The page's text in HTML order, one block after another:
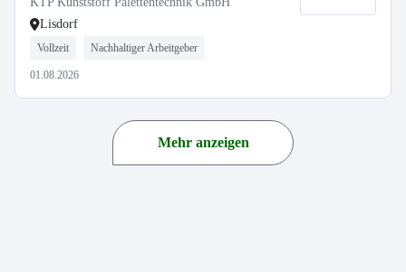
Lisdorf
Vollzeit Nachhaltiger Arbeitgeber
01.08.2026
Mehr anzeigen